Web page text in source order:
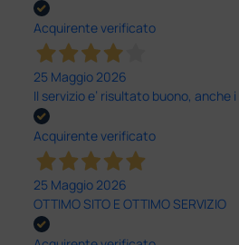
Acquirente verificato
25 Maggio 2026
Il servizio e’ risultato buono, anche
Acquirente verificato
25 Maggio 2026
OTTIMO SITO E OTTIMO SERVIZIO